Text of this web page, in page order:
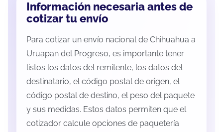
Información necesaria antes de
cotizar tu envío
Para cotizar un envío nacional de Chihuahua a
Uruapan del Progreso, es importante tener
listos los datos del remitente, los datos del
destinatario, el código postal de origen, el
código postal de destino, el peso del paquete
y sus medidas. Estos datos permiten que el
cotizador calcule opciones de paquetería